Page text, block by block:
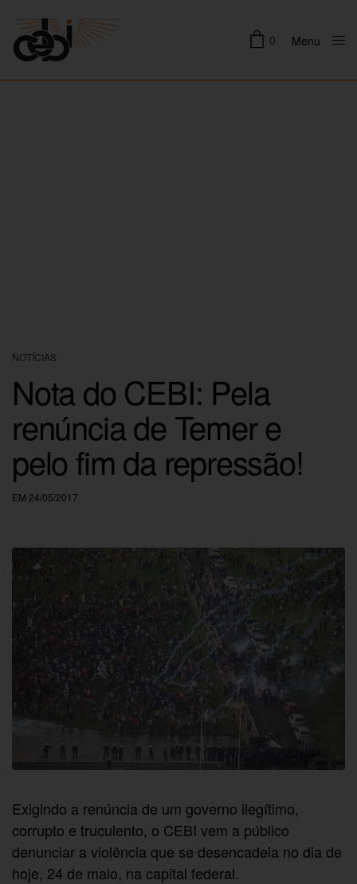
0 Menu
NOTÍCIAS
Nota do CEBI: Pela
renúncia de Temer e
pelo fim da repressão!
EM 24/05/2017
Exigindo a renúncia de um governo ilegítimo,
corrupto e truculento, o CEBI vem a público
denunciar a violência que se desencadeia no dia de
hoje, 24 de maio, na capital federal.